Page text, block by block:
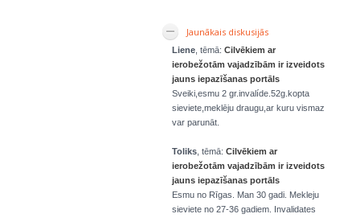
Jaunākais diskusijās
Liene , tēmā: Cilvēkiem ar
ierobežotām vajadzībām ir izveidots
jauns iepazīšanas portāls
Sveiki,esmu 2 gr.invalíde.52g.kopta
sieviete,meklēju draugu,ar kuru vismaz
var parunāt.
Toliks , tēmā: Cilvēkiem ar
ierobežotām vajadzībām ir izveidots
jauns iepazīšanas portāls
Esmu no Rīgas. Man 30 gadi. Mekleju
sieviete no 27-36 gadiem. Invalidates